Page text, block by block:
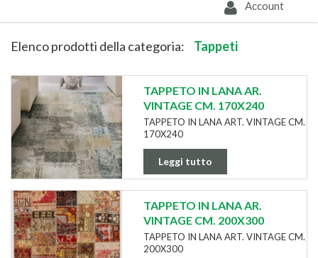
Account
Elenco prodotti della categoria: Tappeti
TAPPETO IN LANA AR.
VINTAGE CM. 170X240
TAPPETO IN LANA ART. VINTAGE CM.
170X240
Leggi tutto
TAPPETO IN LANA AR.
VINTAGE CM. 200X300
TAPPETO IN LANA ART. VINTAGE CM.
200X300